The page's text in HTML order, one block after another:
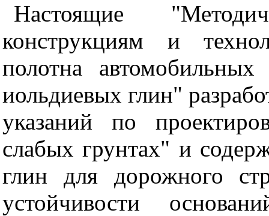
Настоящие
конструкциям и
полотна
иольдиевых глин"
указаний по
слабых грунтах" и
глин для дорожного
устойчивости